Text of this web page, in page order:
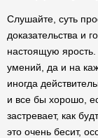
Слушайте, суть
доказательства и
настоящую ярость.
умений, да и на
иногда
и все бы хорошо,
застревает, как
это очень бесит,